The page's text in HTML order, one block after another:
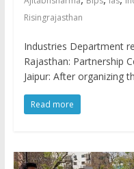
Risingrajasthan
Industries Department
Rajasthan: Partnership
Jaipur: After organizing
Read more